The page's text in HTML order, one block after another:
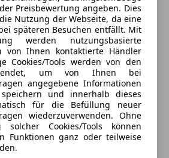
Preisbewertung angeben. Dies
Nutzung der Webseite, da eine
späteren Besuchen entfällt. Mit
werden nutzungsbasierte
von Ihnen kontaktierte Händler
Cookies/Tools werden von den
um von Ihnen bei
angegebene Informationen
und innerhalb dieses
für die Befüllung neuer
wiederzuverwenden. Ohne
solcher Cookies/Tools können
Funktionen ganz oder teilweise